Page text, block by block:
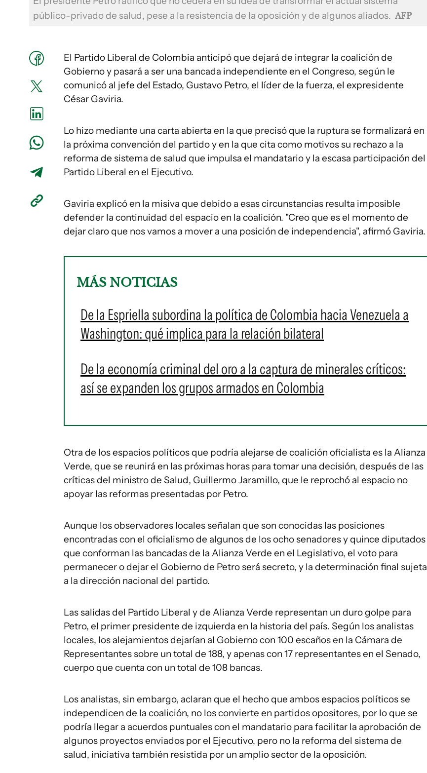
público-privado de salud, pese a la resistencia de la oposición y de algunos aliados. AFP
El Partido Liberal de Colombia anticipó que dejará de integrar la coalición de
Gobierno y pasará a ser una bancada independiente en el Congreso, según le
comunicó al jefe del Estado, Gustavo Petro, el líder de la fuerza, el expresidente
César Gaviria.
Lo hizo mediante una carta abierta en la que precisó que la ruptura se formalizará en
la próxima convención del partido y en la que cita como motivos su rechazo a la
reforma de sistema de salud que impulsa el mandatario y la escasa participación del
Partido Liberal en el Ejecutivo.
Gaviria explicó en la misiva que debido a esas circunstancias resulta imposible
defender la continuidad del espacio en la coalición. "Creo que es el momento de
dejar claro que nos vamos a mover a una posición de independencia", afirmó Gaviria.
MÁS NOTICIAS
De la Espriella subordina la política de Colombia hacia Venezuela a
Washington: qué implica para la relación bilateral
De la economía criminal del oro a la captura de minerales críticos:
así se expanden los grupos armados en Colombia
Otra de los espacios políticos que podría alejarse de coalición oficialista es la Alianza
Verde, que se reunirá en las próximas horas para tomar una decisión, después de las
críticas del ministro de Salud, Guillermo Jaramillo, que le reprochó al espacio no
apoyar las reformas presentadas por Petro.
Aunque los observadores locales señalan que son conocidas las posiciones
encontradas con el oficialismo de algunos de los ocho senadores y quince diputados
que conforman las bancadas de la Alianza Verde en el Legislativo, el voto para
permanecer o dejar el Gobierno de Petro será secreto, y la determinación final sujeta
a la dirección nacional del partido.
Las salidas del Partido Liberal y de Alianza Verde representan un duro golpe para
Petro, el primer presidente de izquierda en la historia del país. Según los analistas
locales, los alejamientos dejarían al Gobierno con 100 escaños en la Cámara de
Representantes sobre un total de 188, y apenas con 17 representantes en el Senado,
cuerpo que cuenta con un total de 108 bancas.
Los analistas, sin embargo, aclaran que el hecho que ambos espacios políticos se
independicen de la coalición, no los convierte en partidos opositores, por lo que se
podría llegar a acuerdos puntuales con el mandatario para facilitar la aprobación de
algunos proyectos enviados por el Ejecutivo, pero no la reforma del sistema de
salud, iniciativa también resistida por un amplio sector de la oposición.